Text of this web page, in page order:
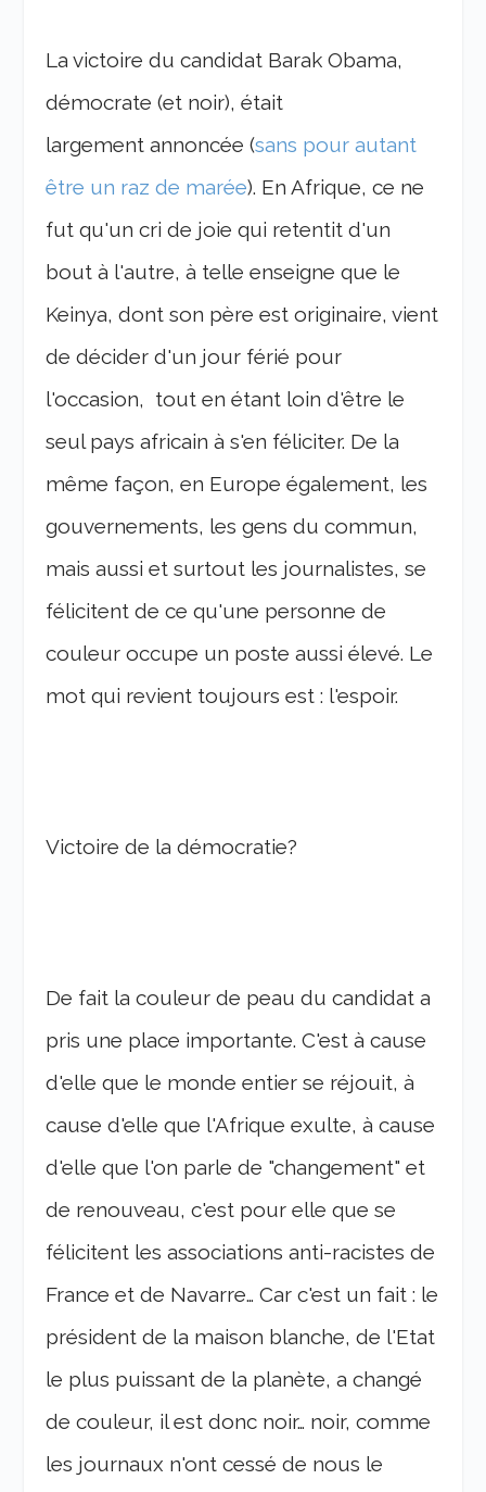
La victoire du candidat Barak Obama,
démocrate (et noir), était
largement annoncée (sans pour autant
être un raz de marée). En Afrique, ce ne
fut qu'un cri de joie qui retentit d'un
bout à l'autre, à telle enseigne que le
Keinya, dont son père est originaire, vient
de décider d'un jour férié pour
l'occasion, tout en étant loin d'être le
seul pays africain à s'en féliciter. De la
même façon, en Europe également, les
gouvernements, les gens du commun,
mais aussi et surtout les journalistes, se
félicitent de ce qu'une personne de
couleur occupe un poste aussi élevé. Le
mot qui revient toujours est : l'espoir.
Victoire de la démocratie?
De fait la couleur de peau du candidat a
pris une place importante. C'est à cause
d'elle que le monde entier se réjouit, à
cause d'elle que l'Afrique exulte, à cause
d'elle que l'on parle de "changement" et
de renouveau, c'est pour elle que se
félicitent les associations anti-racistes de
France et de Navarre… Car c'est un fait : le
président de la maison blanche, de l'Etat
le plus puissant de la planète, a changé
de couleur, il est donc noir… noir, comme
les journaux n'ont cessé de nous le